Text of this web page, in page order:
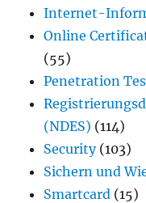
Internet-
Online
(55)
Penetration
(NDES) (114)
Security(103)
Sichern und
Smartcard (15)